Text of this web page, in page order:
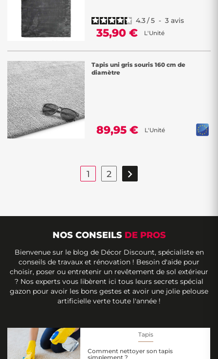
4.3/5 - 3 avis
35,90 € L'Unité
Tapis uni gris souris 160 cm de
diamètre
89,95 € L'Unité
1 2 
NOS CONSEILS DE PROS
Bienvenue sur le blog de Décor Discount, spécialiste en
conseils de travaux et rénovation ! Besoin d'aide pour
choisir, poser ou entretenir un revêtement de sol extérieur
? Nos experts vous libèrent ici tous leurs secrets spécial
gazon pour avoir les bons gestes et avoir une jolie pelouse
artificielle verte toute l'année !
Tapis
Comment nettoyer son tapis
simplement ?